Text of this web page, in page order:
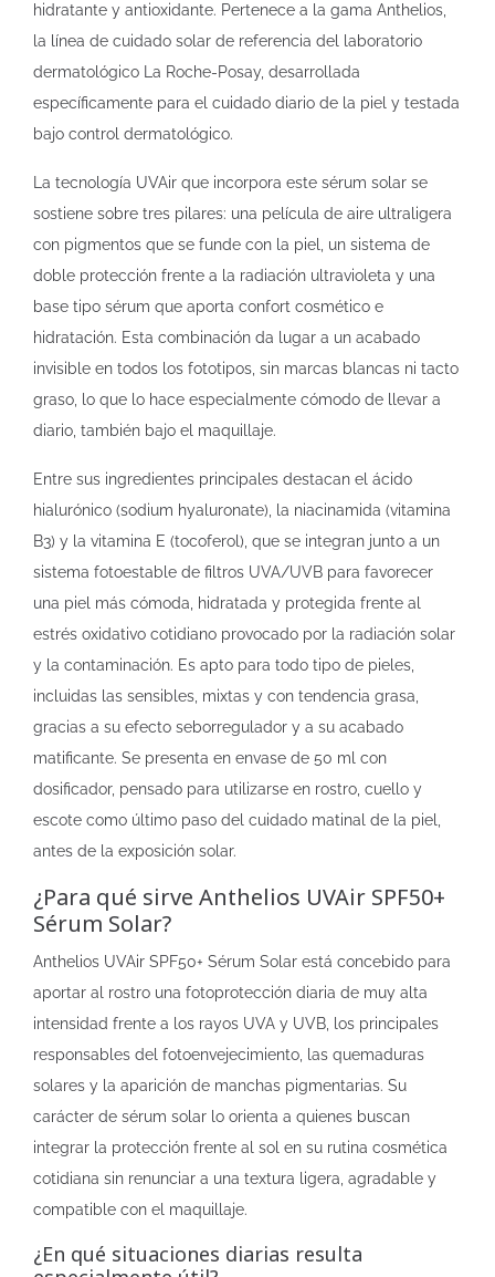
hidratante y antioxidante. Pertenece a la gama Anthelios,
la línea de cuidado solar de referencia del laboratorio
dermatológico La Roche-Posay, desarrollada
específicamente para el cuidado diario de la piel y testada
bajo control dermatológico.
La tecnología UVAir que incorpora este sérum solar se
sostiene sobre tres pilares: una película de aire ultraligera
con pigmentos que se funde con la piel, un sistema de
doble protección frente a la radiación ultravioleta y una
base tipo sérum que aporta confort cosmético e
hidratación. Esta combinación da lugar a un acabado
invisible en todos los fototipos, sin marcas blancas ni tacto
graso, lo que lo hace especialmente cómodo de llevar a
diario, también bajo el maquillaje.
Entre sus ingredientes principales destacan el ácido
hialurónico (sodium hyaluronate), la niacinamida (vitamina
B3) y la vitamina E (tocoferol), que se integran junto a un
sistema fotoestable de filtros UVA/UVB para favorecer
una piel más cómoda, hidratada y protegida frente al
estrés oxidativo cotidiano provocado por la radiación solar
y la contaminación. Es apto para todo tipo de pieles,
incluidas las sensibles, mixtas y con tendencia grasa,
gracias a su efecto seborregulador y a su acabado
matificante. Se presenta en envase de 50 ml con
dosificador, pensado para utilizarse en rostro, cuello y
escote como último paso del cuidado matinal de la piel,
antes de la exposición solar.
¿Para qué sirve Anthelios UVAir SPF50+
Sérum Solar?
Anthelios UVAir SPF50+ Sérum Solar está concebido para
aportar al rostro una fotoprotección diaria de muy alta
intensidad frente a los rayos UVA y UVB, los principales
responsables del fotoenvejecimiento, las quemaduras
solares y la aparición de manchas pigmentarias. Su
carácter de sérum solar lo orienta a quienes buscan
integrar la protección frente al sol en su rutina cosmética
cotidiana sin renunciar a una textura ligera, agradable y
compatible con el maquillaje.
¿En qué situaciones diarias resulta